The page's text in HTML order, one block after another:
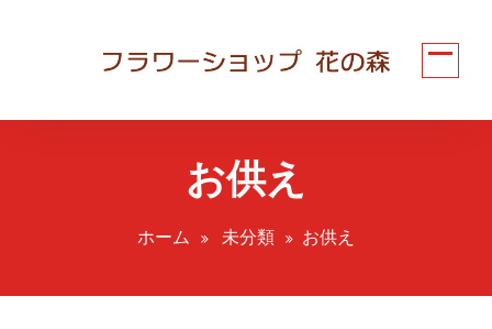
ツ
お供え
ホーム 未分類 お供え